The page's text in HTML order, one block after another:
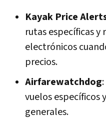
Kayak Price
rutas específicas y
electrónicos
precios.
Airfarewatchdog
vuelos específicos
generales.